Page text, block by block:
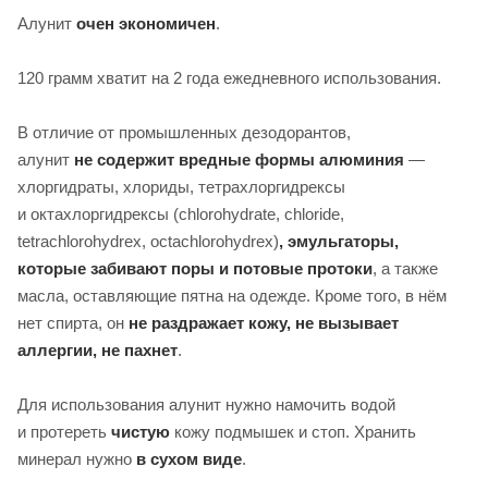
Алунит очен экономичен.
120 грамм хватит на 2 года ежедневного использования.
В отличие от промышленных дезодорантов,
алунит не содержит вредные формы алюминия —
хлоргидраты, хлориды, тетрахлоргидрексы
и октахлоргидрексы (chlorohydrate, chloride,
tetrachlorohydrex, octachlorohydrex), эмульгаторы,
которые забивают поры и потовые протоки, а также
масла, оставляющие пятна на одежде. Кроме того, в нём
нет спирта, он не раздражает кожу, не вызывает
аллергии, не пахнет.
Для использования алунит нужно намочить водой
и протереть чистую кожу подмышек и стоп. Хранить
минерал нужно в сухом виде.